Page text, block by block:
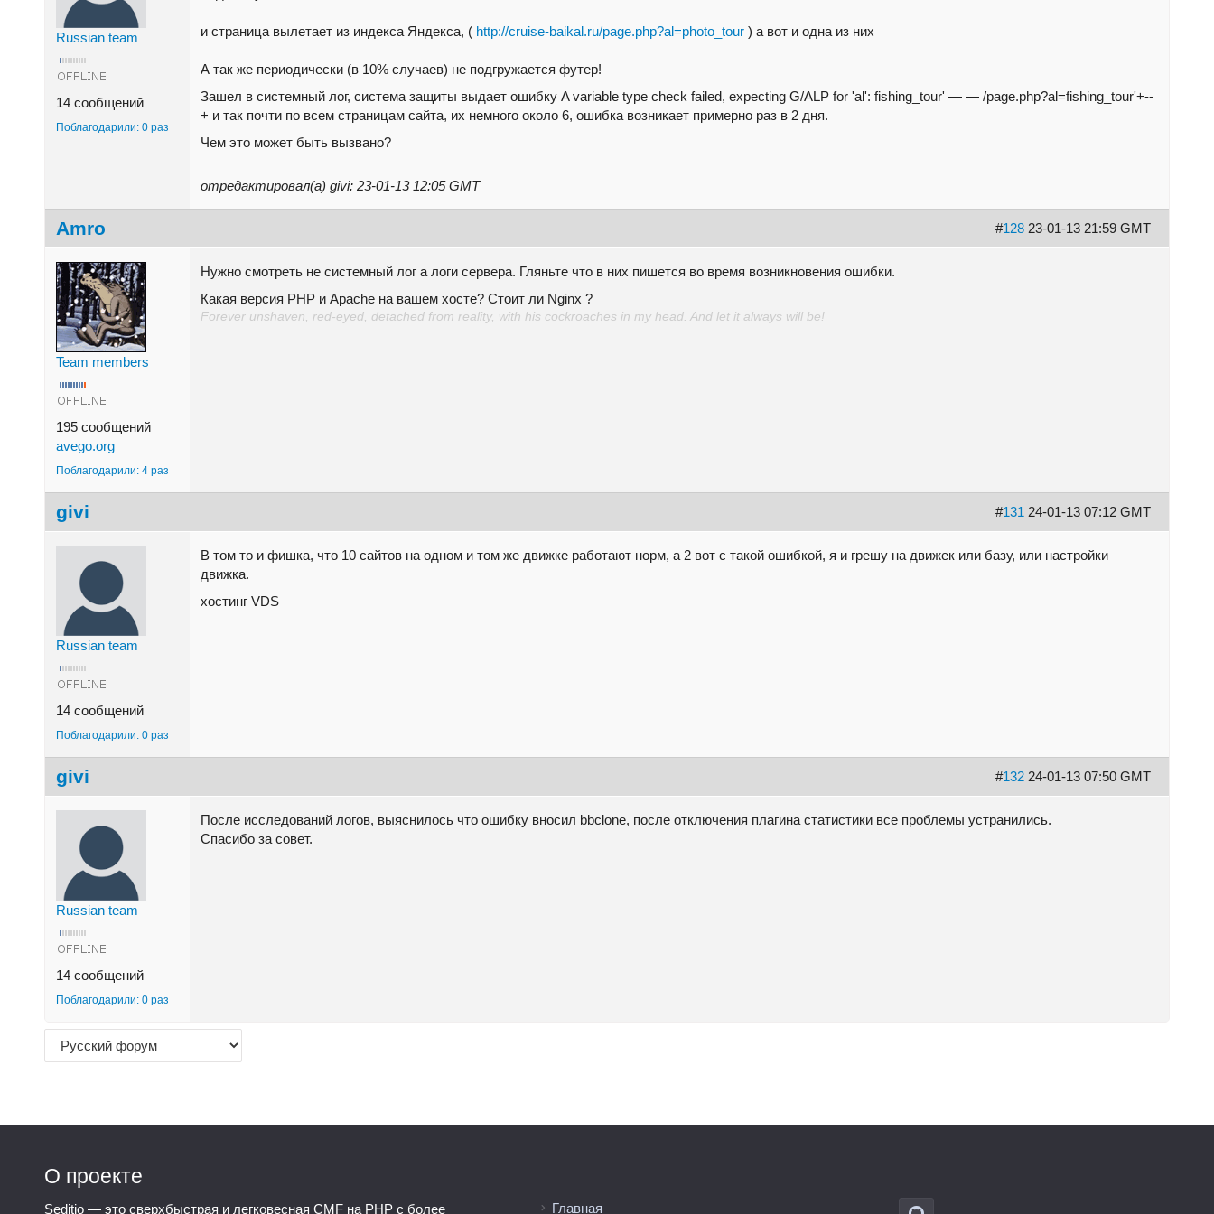
Russian team
14 сообщений
Поблагодарили: 0 раз
и страница вылетает из индекса Яндекса, ( http://cruise-baikal.ru/page.php?al=photo_tour ) а вот и одна из них
А так же периодически (в 10% случаев) не подгружается футер!
Зашел в системный лог, система защиты выдает ошибку A variable type check failed, expecting G/ALP for 'al': fishing_tour' — — /page.php?al=fishing_tour'+--
+ и так почти по всем страницам сайта, их немного около 6, ошибка возникает примерно раз в 2 дня.
Чем это может быть вызвано?
отредактировал(а) givi: 23-01-13 12:05 GMT
Amro #128 23-01-13 21:59 GMT
Team members
195 сообщений
avego.org
Поблагодарили: 4 раз
Нужно смотреть не системный лог а логи сервера. Гляньте что в них пишется во время возникновения ошибки.
Какая версия PHP и Apache на вашем хосте? Стоит ли Nginx ?
Forever unshaven, red-eyed, detached from reality, with his cockroaches in my head. And let it always will be!
givi #131 24-01-13 07:12 GMT
Russian team
14 сообщений
Поблагодарили: 0 раз
В том то и фишка, что 10 сайтов на одном и том же движке работают норм, а 2 вот с такой ошибкой, я и грешу на движек или базу, или настройки
движка.
хостинг VDS
givi #132 24-01-13 07:50 GMT
Russian team
14 сообщений
Поблагодарили: 0 раз
После исследований логов, выяснилось что ошибку вносил bbclone, после отключения плагина статистики все проблемы устранились.
Спасибо за совет.
О проекте
Seditio — это сверхбыстрая и легковесная CMF на PHP с более Главная